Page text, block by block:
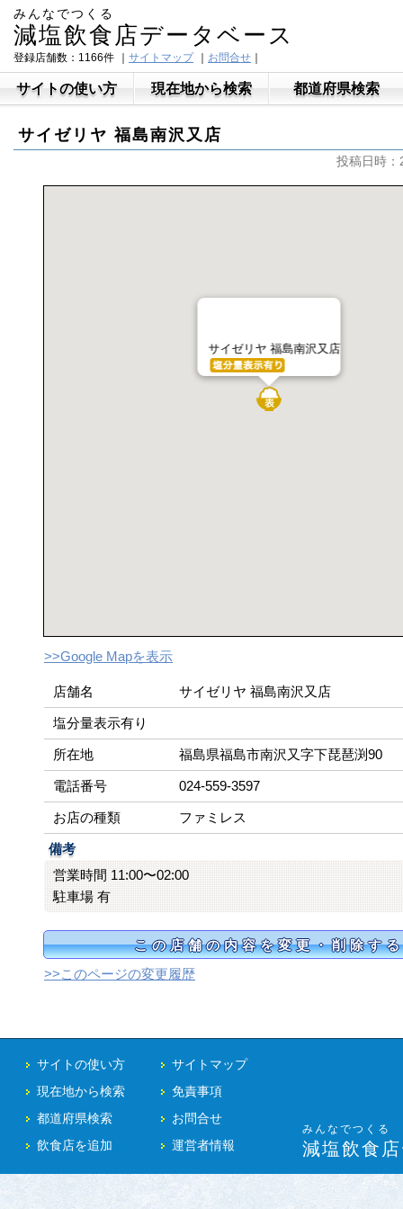
みんなでつくる
減塩飲食店データベース
登録店舗数：1166件 サイトマップ お問合せ
サイトの使い方 現在地から検索 都道府県検索
サイゼリヤ 福島南沢又店
投稿日時
サイゼリヤ 福島南沢又店
>>Google Mapを表示
店舗名 サイゼリヤ 福島南沢又店
塩分量表示有り
所在地 福島県福島市南沢又字下琵琶渕90
電話番号 024-559-3597
お店の種類 ファミレス
備考
営業時間 11:00〜02:00
駐車場 有
この店舗の内容を変更・削除する
>>このページの変更履歴
サイトの使い方
現在地から検索
都道府県検索
飲食店を追加
サイトマップ
免責事項
お問合せ
運営者情報
みんなでつくる
減塩飲食